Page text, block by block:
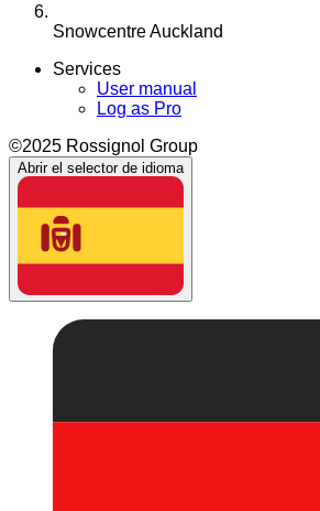
Snowcentre Auckland
Services
User manual
Log as Pro
©2025 Rossignol Group
Abrir el selector de idioma